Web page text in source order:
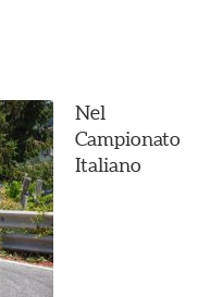
Nel
Campionato
Italiano